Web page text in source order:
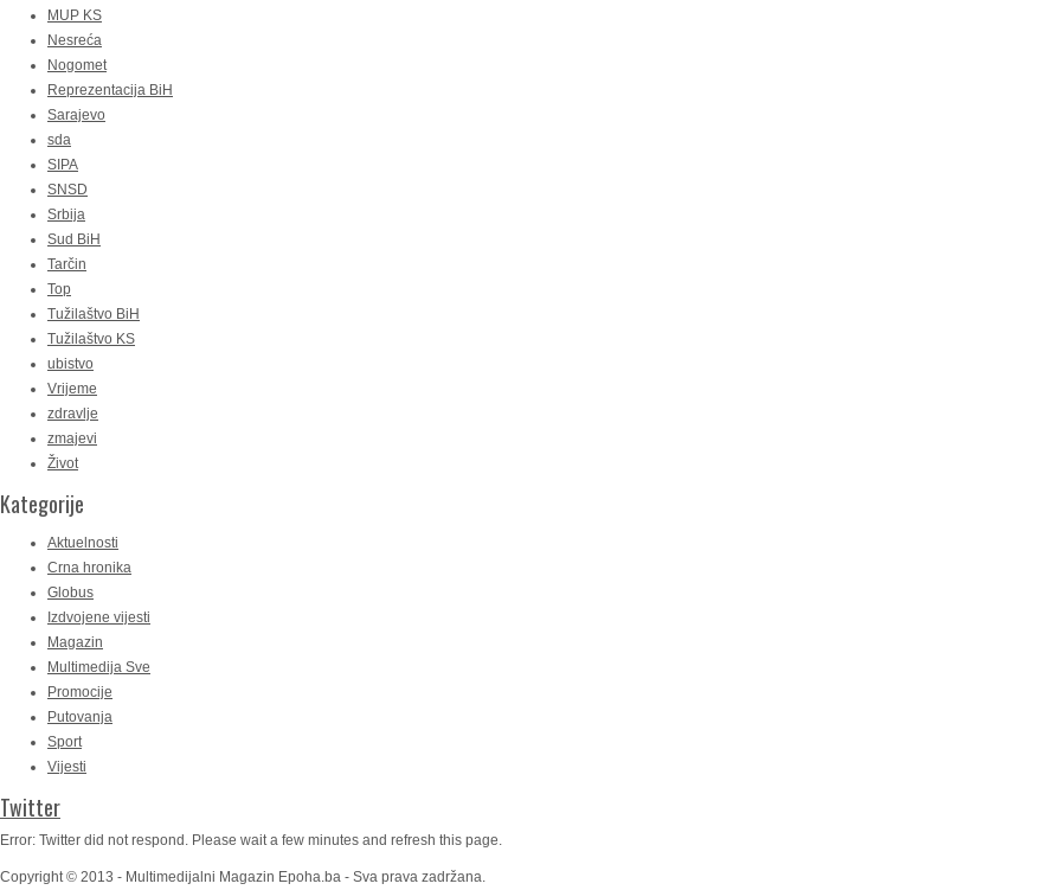
MUP KS
Nesreća
Nogomet
Reprezentacija BiH
Sarajevo
sda
SIPA
SNSD
Srbija
Sud BiH
Tarčin
Top
Tužilaštvo BiH
Tužilaštvo KS
ubistvo
Vrijeme
zdravlje
zmajevi
Život
Kategorije
Aktuelnosti
Crna hronika
Globus
Izdvojene vijesti
Magazin
Multimedija Sve
Promocije
Putovanja
Sport
Vijesti
Twitter
Error: Twitter did not respond. Please wait a few minutes and refresh this page.
Copyright © 2013 - Multimedijalni Magazin Epoha.ba - Sva prava zadržana.